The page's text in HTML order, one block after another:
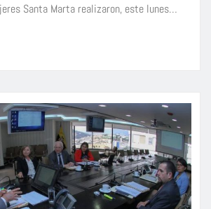
Santa Marta realizaron, este lunes…